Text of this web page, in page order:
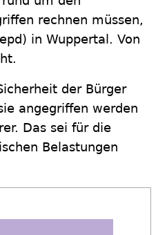
rechnen müssen,
in Wuppertal. Von
der Bürger
angegriffen werden
Das sei für die
Belastungen